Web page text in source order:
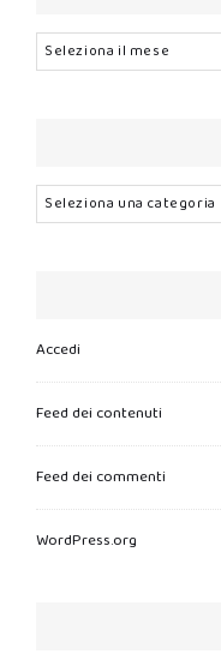
Archivi
Categorie
Accedi
Feed dei contenuti
Feed dei commenti
WordPress.org